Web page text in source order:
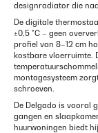
designradiator die
De digitale
±0,5 °C – geen
profiel van 8–12 cm
kostbare vloerruimte.
montagesysteem
schroeven.
De Delgado is vooral
gangen en
huurwoningen biedt